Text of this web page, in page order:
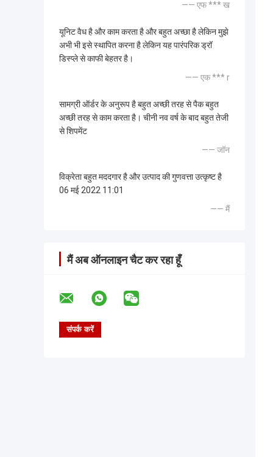
—— एफ *** ख
यूनिट वैध है और काम करता है और बहुत अच्छा है लेकिन मुझे
अभी भी इसे स्थापित करना है लेकिन यह पारंपरिक ड्रॉ
डिस्प्ले से काफी बेहतर है।
—— एक *** r
सामग्री ऑर्डर के अनुरूप है बहुत अच्छी तरह से पैक बहुत
अच्छी तरह से काम करता है। चीनी नव वर्ष के बाद बहुत तेजी
से शिपमेंट
—— जॉन
विक्रेता बहुत मददगार है और उत्पाद की गुणवत्ता उत्कृष्ट है
06 मई 2022 11:01
—— मैं
मैं अब ऑनलाइन चैट कर रहा हूँ